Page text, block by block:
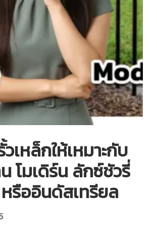
วเหล็กให้เหมาะกับ
โมเดิร์น ลักซ์ชัวรี่
รืออินดัสเทรียล